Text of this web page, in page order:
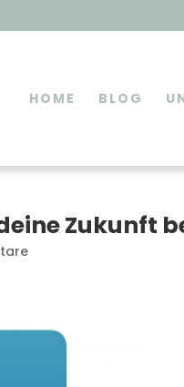
HOME BLOG
Zukunft